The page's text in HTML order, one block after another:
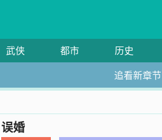
武侠 都市 历史
追看新章
误婚